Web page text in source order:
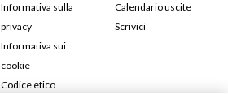
Informativa sulla
privacy
Informativa sui
cookie
Codice etico
Calendario uscite
Scrivici